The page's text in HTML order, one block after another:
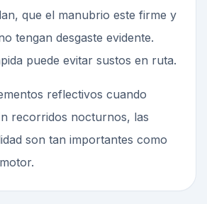
que el manubrio este firme y
tengan desgaste evidente.
puede evitar sustos en ruta.
reflectivos cuando
recorridos nocturnos, las
son tan importantes como